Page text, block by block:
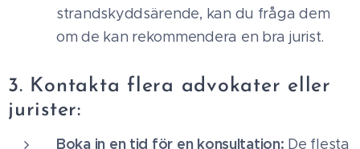
strandskyddsärende, kan du fråga dem
om de kan rekommendera en bra jurist.
3. Kontakta flera advokater eller
jurister:
Boka in en tid för en konsultation: De flesta